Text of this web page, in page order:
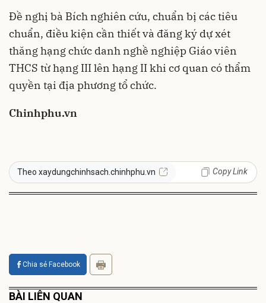
Đề nghị bà Bích nghiên cứu, chuẩn bị các tiêu
chuẩn, điều kiện cần thiết và đăng ký dự xét
thăng hạng chức danh nghề nghiệp Giáo viên
THCS từ hạng III lên hạng II khi cơ quan có thẩm
quyền tại địa phương tổ chức.
Chinhphu.vn
Theo xaydungchinhsach.chinhphu.vn Copy Link
Chia sẻ Facebook
BÀI LIÊN QUAN